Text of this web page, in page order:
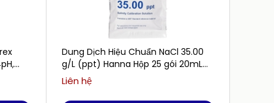
Dung Dịch Hiệu Chuẩn NaCl 35.00
g/L (ppt) Hanna Hộp 25 gói 20mL
HI70024P
Liên hệ